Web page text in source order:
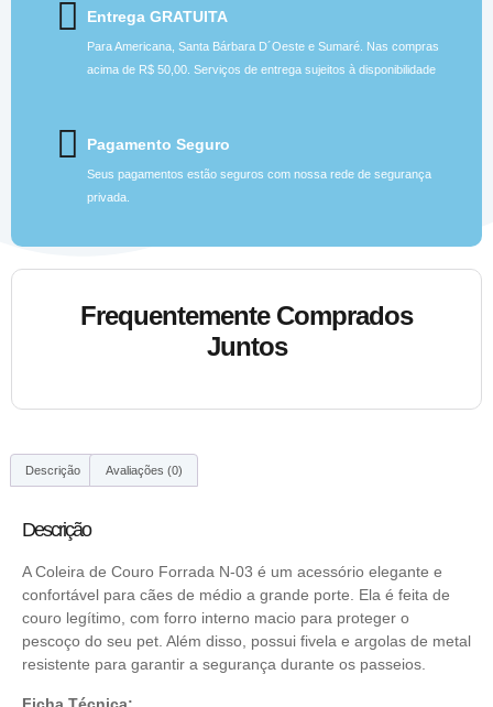
Entrega GRATUITA
Para Americana, Santa Bárbara D´Oeste e Sumaré. Nas compras
acima de R$ 50,00. Serviços de entrega sujeitos à disponibilidade
Pagamento Seguro
Seus pagamentos estão seguros com nossa rede de segurança
privada.
Frequentemente Comprados
Juntos
Descrição Avaliações (0)
Descrição
A Coleira de Couro Forrada N-03 é um acessório elegante e
confortável para cães de médio a grande porte. Ela é feita de
couro legítimo, com forro interno macio para proteger o
pescoço do seu pet. Além disso, possui fivela e argolas de metal
resistente para garantir a segurança durante os passeios.
Ficha Técnica: